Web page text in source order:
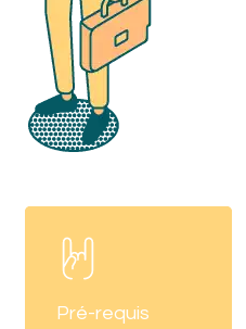
Pré-requis
more